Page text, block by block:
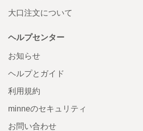
大口注文について
ヘルプセンター
お知らせ
ヘルプとガイド
利用規約
minneのセキュリティ
お問い合わせ